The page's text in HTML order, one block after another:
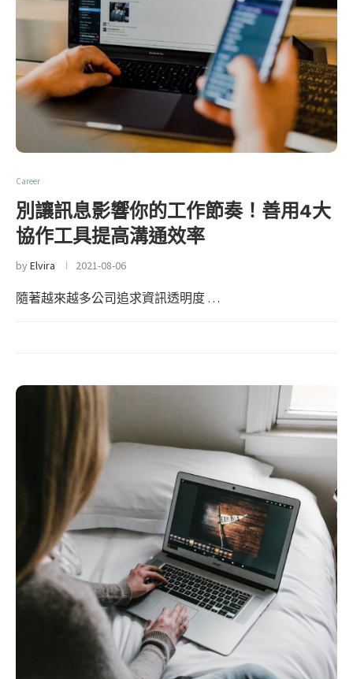
Career
別讓訊息影響你的工作節奏！善用4大
協作工具提高溝通效率
byElvira 2021-08-06
隨著越來越多公司追求資訊透明度 …